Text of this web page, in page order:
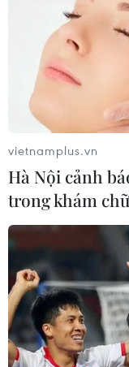
vietnamplus.vn
Hà Nội cảnh
trong khám